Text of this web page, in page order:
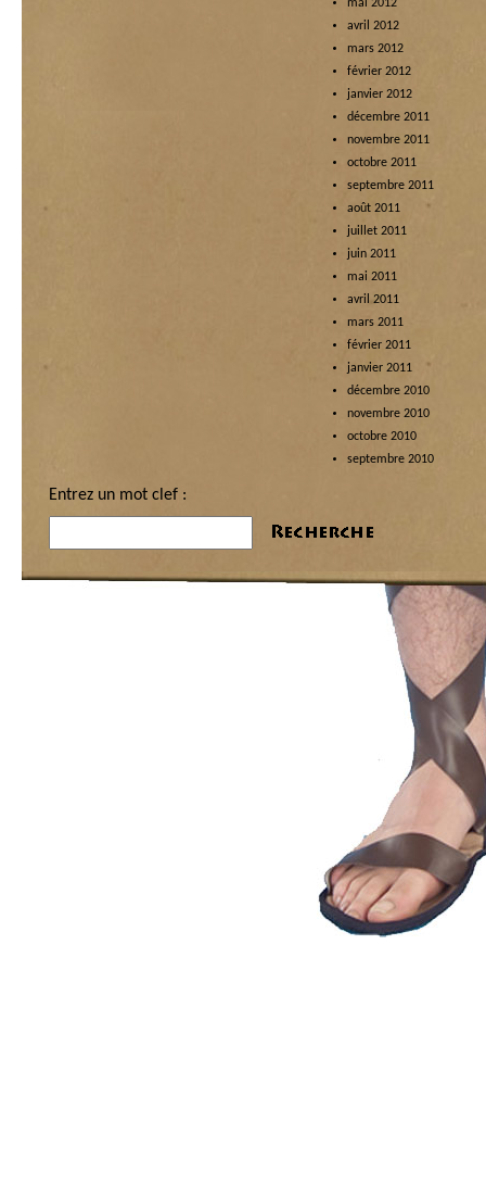
mai 2012
avril 2012
mars 2012
février 2012
janvier 2012
décembre 2011
novembre 2011
octobre 2011
septembre 2011
août 2011
juillet 2011
juin 2011
mai 2011
avril 2011
mars 2011
février 2011
janvier 2011
décembre 2010
novembre 2010
octobre 2010
septembre 2010
Entrez un mot clef :